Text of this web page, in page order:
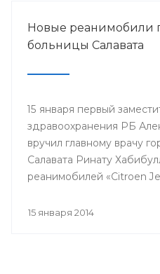
Новые реанимобили
больницы Салавата
15 января первый
здравоохранения РБ
вручил главному врачу
Салавата Ринату
реанимобилей «Citroen
15 января 2014